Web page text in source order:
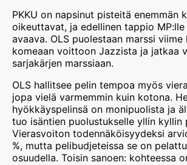
PKKU on napsinut pisteitä enemmän
oikeuttavat, ja edellinen tappio MP:lle
avaava. OLS puolestaan marssi viime
komeaan voittoon Jazzista ja jatkaa
sarjakärjen marssiaan.
OLS hallitsee pelin tempoa myös
jopa vielä varmemmin kuin kotona.
hyökkäyspelinsä on monipuolista ja
tuo isäntien puolustukselle yllin kyllin
Vierasvoiton todennäköisyydeksi
%, mutta pelibudjeteissa se on
osuudella. Toisin sanoen: kohteessa